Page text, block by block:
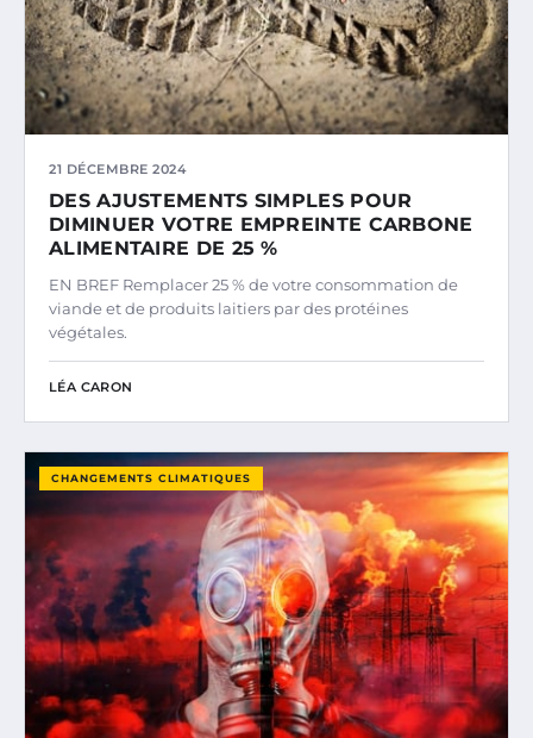
21 DÉCEMBRE 2024
DES AJUSTEMENTS SIMPLES POUR
DIMINUER VOTRE EMPREINTE CARBONE
ALIMENTAIRE DE 25 %
EN BREF Remplacer 25 % de votre consommation de
viande et de produits laitiers par des protéines
végétales.
LÉA CARON
CHANGEMENTS CLIMATIQUES